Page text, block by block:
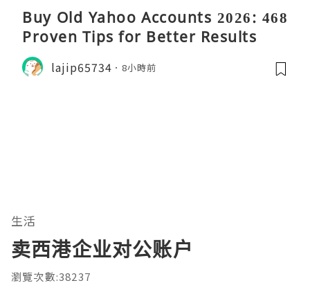
Buy Old Yahoo Accounts 2026: 468
Proven Tips for Better Results
lajip65734 8小時前
生活
卖西港企业对公账户
瀏覽次數:38237